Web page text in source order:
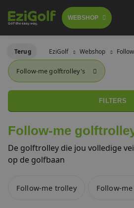
WEBSHOP
Follow-me golftrolley's
Elektrische golftrolley's
Push trolley's
Golfscooters
BESTELLEN
FOLLOW-ME TROLLEY
GOLFSCOOTERS
Voor golfbanen
Over ons
Terug EziGolf Webshop
Follow-me golftrolley's
FILTERS
Follow-me
De golftrolley die jou volledige
op de golfbaan
Follow-me trolley Follow-